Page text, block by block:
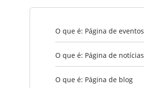
O que é: Página de eventos
O que é: Página de notícias
O que é: Página de blog